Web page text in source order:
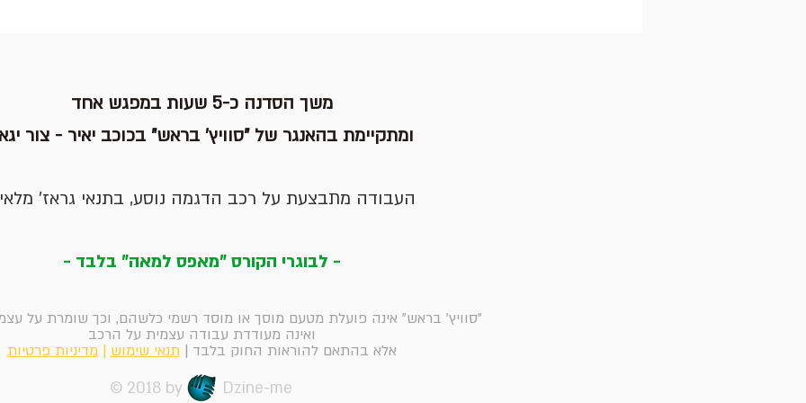
משך הסדנה כ-5 שעות במפגש אחד
ומתקיימת בהאנגר של "סוויץ' בראש" בכוכב יאיר - צור
העבודה מתבצעת על רכב הדגמה נוסע, בתנאי גראז'
- לבוגרי הקורס "מאפס למאה" בלבד -
"סוויץ' בראש" אינה פועלת מטעם מוסך או מוסד רשמי כלשהם, וכך שומרת על
ואינה מעודדת עבודה עצמית על הרכב
אלא בהתאם להוראות החוק בלבד |תנאי שימוש | מדיניות פרטיות
© 2018 by Dzine-me